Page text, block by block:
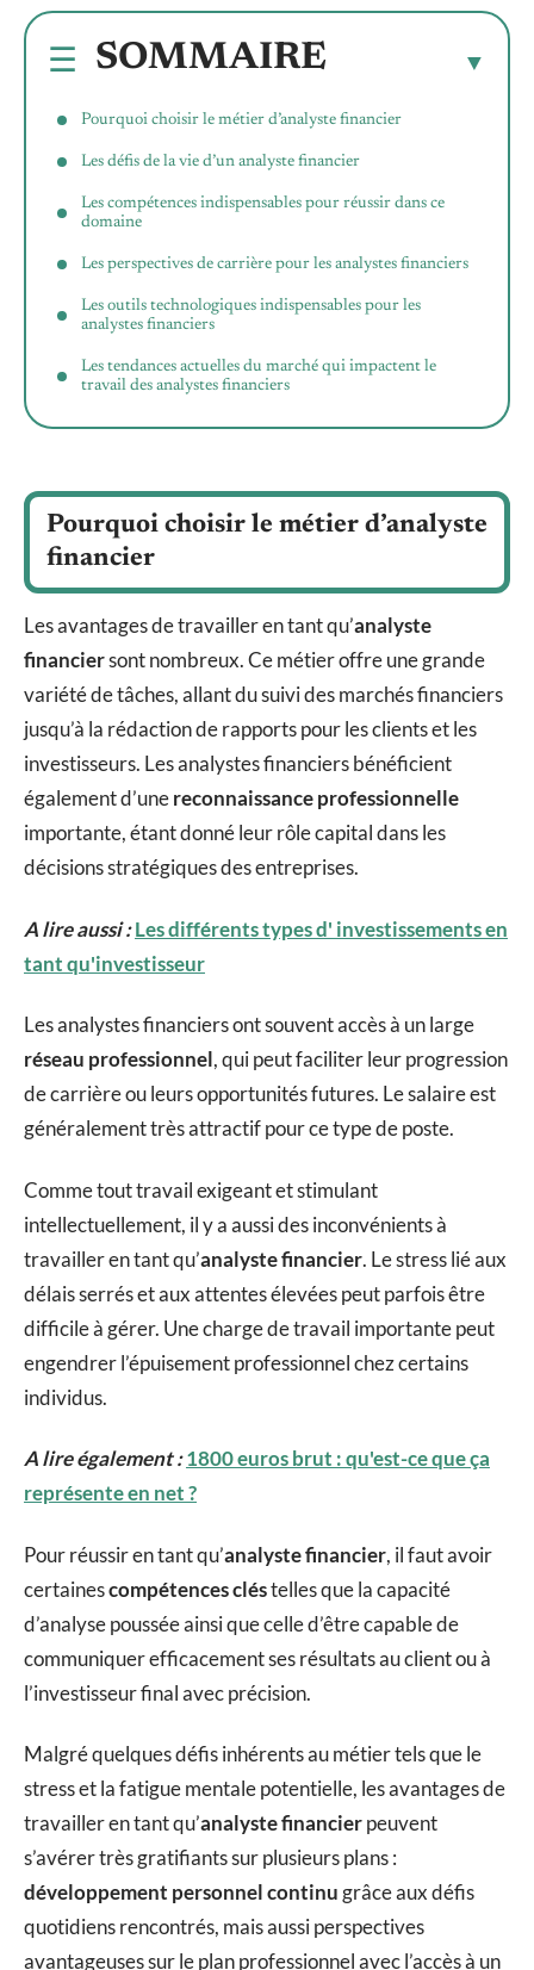
SOMMAIRE
Pourquoi choisir le métier d’analyste financier
Les défis de la vie d’un analyste financier
Les compétences indispensables pour réussir dans ce
domaine
Les perspectives de carrière pour les analystes financiers
Les outils technologiques indispensables pour les
analystes financiers
Les tendances actuelles du marché qui impactent le
travail des analystes financiers
Pourquoi choisir le métier d’analyste
financier
Les avantages de travailler en tant qu’analyste
financiersont nombreux. Ce métier offre une grande
variété de tâches, allant du suivi des marchés financiers
jusqu’à la rédaction de rapports pour les clients et les
investisseurs. Les analystes financiers bénéficient
également d’unereconnaissance professionnelle
importante, étant donné leur rôle capital dans les
décisions stratégiques des entreprises.
A lire aussi :Les différents types d' investissements en
tant qu'investisseur
Les analystes financiers ont souvent accès à un large
réseau professionnel, qui peut faciliter leur progression
de carrière ou leurs opportunités futures. Le salaire est
généralement très attractif pour ce type de poste.
Comme tout travail exigeant et stimulant
intellectuellement, il y a aussi des inconvénients à
travailler en tant qu’analyste financier. Le stress lié aux
délais serrés et aux attentes élevées peut parfois être
difficile à gérer. Une charge de travail importante peut
engendrer l’épuisement professionnel chez certains
individus.
A lire également :1800 euros brut : qu'est-ce que ça
représente en net ?
Pour réussir en tant qu’analyste financier, il faut avoir
certainescompétences cléstelles que la capacité
d’analyse poussée ainsi que celle d’être capable de
communiquer efficacement ses résultats au client ou à
l’investisseur final avec précision.
Malgré quelques défis inhérents au métier tels que le
stress et la fatigue mentale potentielle, les avantages de
travailler en tant qu’analyste financierpeuvent
s’avérer très gratifiants sur plusieurs plans :
développement personnel continu grâce aux défis
quotidiens rencontrés, mais aussi perspectives
avantageuses sur le plan professionnel avec l’accès à un